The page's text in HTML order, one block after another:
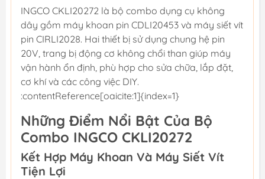
INGCO CKLI20272 là bộ combo dụng cụ không
dây gồm máy khoan pin CDLI20453 và máy siết vít
pin CIRLI2028. Hai thiết bị sử dụng chung hệ pin
20V, trang bị động cơ không chổi than giúp máy
vận hành ổn định, phù hợp cho sửa chữa, lắp đặt,
cơ khí và các công việc DIY.
:contentReference[oaicite:1]{index=1}
Những Điểm Nổi Bật Của Bộ
Combo INGCO CKLI20272
Kết Hợp Máy Khoan Và Máy Siết Vít
Tiện Lợi